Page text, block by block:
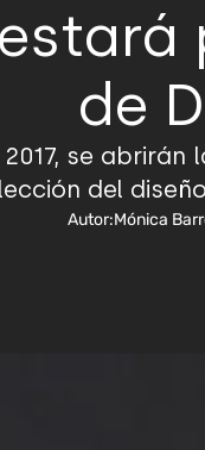
de
2017, se
del
Autor:Mónica